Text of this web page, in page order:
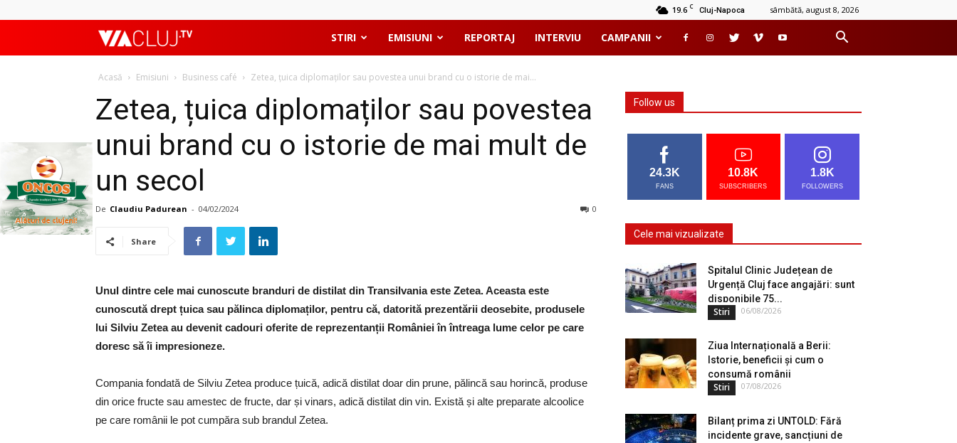
19.6 C Cluj-Napoca sâmbătă, august 8, 2026
ViaClujTV STIRI EMISIUNI REPORTAJ INTERVIU CAMPANII
Acasă Emisiuni Business café Zetea, țuica diplomaților sau povestea unui brand cu o istorie de mai...
Zetea, țuica diplomaților sau povestea
unui brand cu o istorie de mai mult de
un secol
De Claudiu Padurean - 04/02/2024 0
Share
Unul dintre cele mai cunoscute branduri de distilat din Transilvania este Zetea. Aceasta este
cunoscută drept țuica sau pălinca diplomaților, pentru că, datorită prezentării deosebite, produsele
lui Silviu Zetea au devenit cadouri oferite de reprezentanții României în întreaga lume celor pe care
doresc să îi impresioneze.
Compania fondată de Silviu Zetea produce țuică, adică distilat doar din prune, pălincă sau horincă, produse
din orice fructe sau amestec de fructe, dar și vinars, adică distilat din vin. Există și alte preparate alcoolice
pe care românii le pot cumpăra sub brandul Zetea.
Follow us
24.3K
FANS
10.8K
SUBSCRIBERS
1.8K
FOLLOWERS
Cele mai vizualizate
Spitalul Clinic Județean de
Urgență Cluj face angajări: sunt
disponibile 75...
Stiri 06/08/2026
Ziua Internațională a Berii:
Istorie, beneficii și cum o
consumă românii
Stiri 07/08/2026
Bilanț prima zi UNTOLD: Fără
incidente grave, sancțiuni de